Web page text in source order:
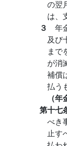
の翌
は、
３ 年
及び
まで
が消
補償
払う
（
第十七
べき
止す